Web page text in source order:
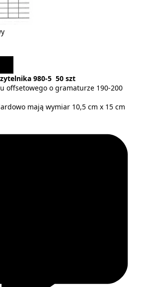
980-5 50 szt
offsetowego o gramaturze 190-200
mają wymiar 10,5 cm x 15 cm